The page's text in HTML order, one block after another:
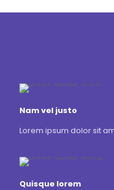
Nam vel justo
Lorem ipsum dolor sit
Quisque lorem